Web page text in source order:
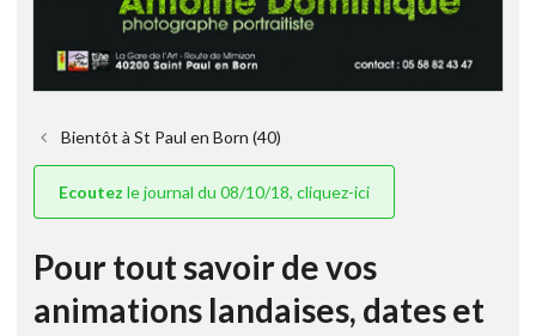
Bientôt à St Paul en Born (40)
Ecoutez le journal du 08/10/18, cliquez-ici
Pour tout savoir de vos
animations landaises, dates et